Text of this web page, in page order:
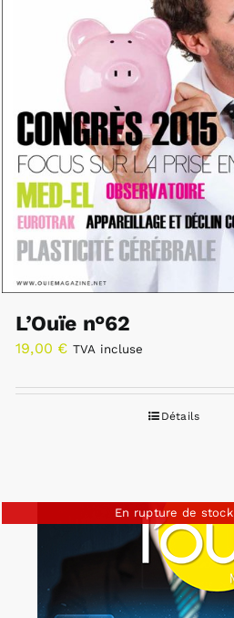
L’Ouïe n°62
19,00 € TVA incluse
Détails
En rupture de stock